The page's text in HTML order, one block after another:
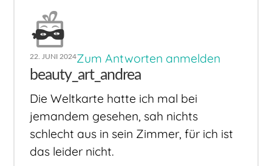
22. JUNI 2024Zum Antworten anmelden
beauty_art_andrea
Die Weltkarte hatte ich mal bei
jemandem gesehen, sah nichts
schlecht aus in sein Zimmer, für ich ist
das leider nicht.